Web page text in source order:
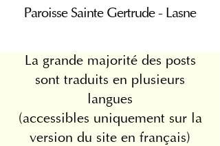
Paroisse Sainte Gertrude - Lasne
La grande majorité des posts
sont traduits en plusieurs
langues
(accessibles uniquement sur la
version du site en français)